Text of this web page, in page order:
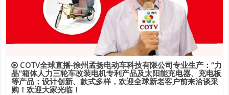
COTV全球直播-徐州孟扬电动车科技有限公司专业生产：“力
晶”箱体人力三轮车改装电机专利产品及太阳能充电器、充电板
等产品；设计创新、款式多样，欢迎全球新老客户前来洽谈采
购！欢迎大家光临！